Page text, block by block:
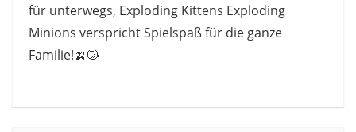
für unterwegs, Exploding Kittens Exploding
Minions verspricht Spielspaß für die ganze
Familie!🍌🐱